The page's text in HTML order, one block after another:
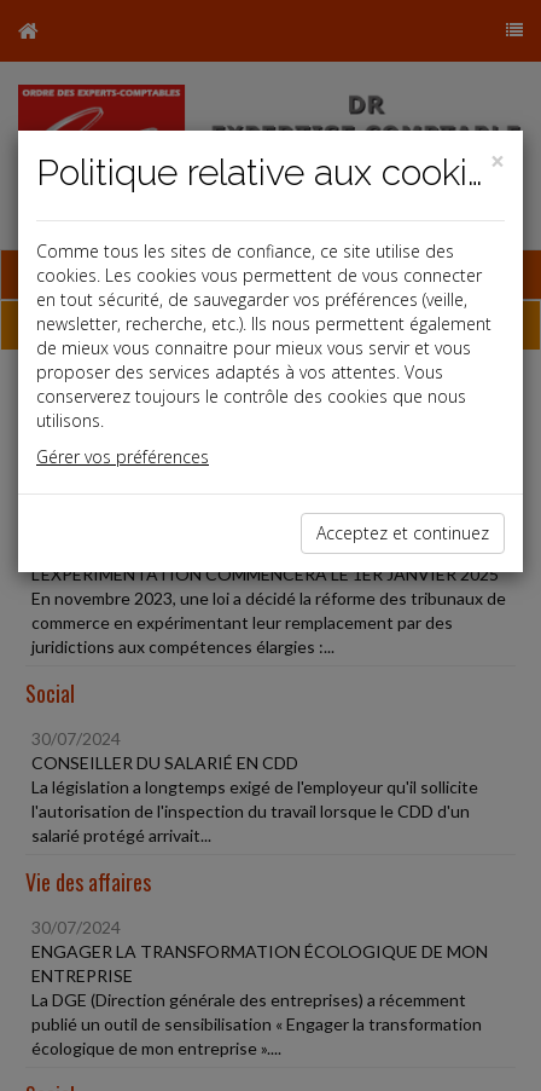
Base documentaire
Dépêches
Liste des dernières dépêches
TRIBUNAUX DES ACTIVITÉS ÉCONOMIQUES :
L'EXPÉRIMENTATION COMMENCERA LE 1ER JANVIER 2025
En novembre 2023, une loi a décidé la réforme des tribunaux de
commerce en expérimentant leur remplacement par des
juridictions aux compétences élargies :...
Social
30/07/2024
CONSEILLER DU SALARIÉ EN CDD
La législation a longtemps exigé de l'employeur qu'il sollicite
l'autorisation de l'inspection du travail lorsque le CDD d'un
salarié protégé arrivait...
Vie des affaires
30/07/2024
ENGAGER LA TRANSFORMATION ÉCOLOGIQUE DE MON
ENTREPRISE
La DGE (Direction générale des entreprises) a récemment
publié un outil de sensibilisation « Engager la transformation
écologique de mon entreprise »....
×
Politique relative aux cookies
Comme tous les sites de confiance, ce site utilise des
cookies. Les cookies vous permettent de vous connecter
en tout sécurité, de sauvegarder vos préférences (veille,
newsletter, recherche, etc.). Ils nous permettent également
de mieux vous connaitre pour mieux vous servir et vous
proposer des services adaptés à vos attentes. Vous
conserverez toujours le contrôle des cookies que nous
utilisons.
Gérer vos préférences
Acceptez et continuez